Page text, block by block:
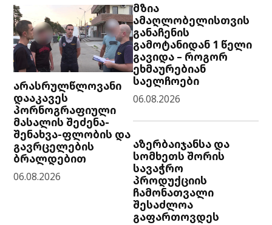
არასრულწლოვანი
დააკავეს
პორნოგრაფიული
მასალის შეძენა-
შენახვა-ფლობის და
გავრცელების
ბრალდებით
06.08.2026
მზია
ამაღლობელისთვის
განაჩენის
გამოტანიდან 1 წელი
გავიდა – როგორ
ეხმაურებიან
საელჩოები
06.08.2026
აზერბაიჯანსა და
სომხეთს შორის
სავაჭრო
პროდუქციის
ჩამონათვალი
შესაძლოა
გაფართოვდეს